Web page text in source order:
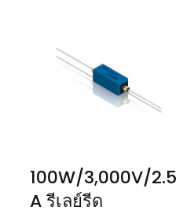
100W/3,000V/2.5
A รีเลย์รีด